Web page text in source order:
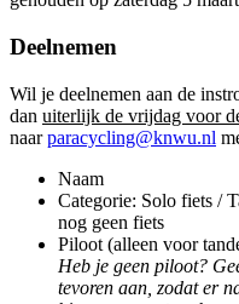
Deelnemen
Wil je deelnemen aan de
dan uiterlijk de vrijdag voor
naarparacycling@knwu.nl
Naam
Categorie: Solo fiets /
nog geen fiets
Piloot (alleen voor
Heb je geen piloot?
tevoren aan, zodat er